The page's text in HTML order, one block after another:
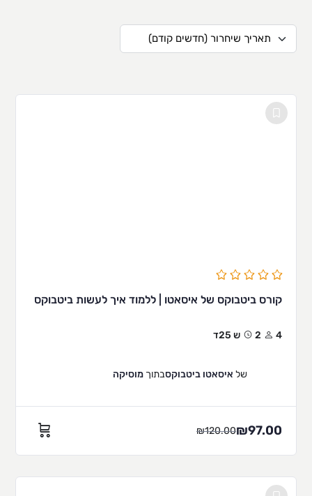
קורס ביטבוקס של איסאטו | ללמוד איך לעשות ביטבוקס
4 2ש 25ד
של איסאטו ביטבוקסבתוך מוסיקה
₪120.00₪97.00